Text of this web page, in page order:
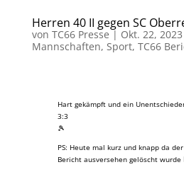
Herren 40 II gegen SC
von TC66 Presse| Okt. 22, 2023
Mannschaften, Sport, TC66
Hart gekämpft und ein
3:3
🎾
PS: Heute mal kurz und knapp da
Bericht ausversehen gelöscht wurde